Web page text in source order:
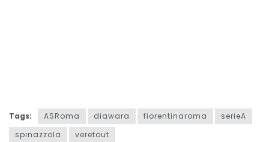
Tags: ASRoma diawara fiorentinaroma
serieA
spinazzola
veretout